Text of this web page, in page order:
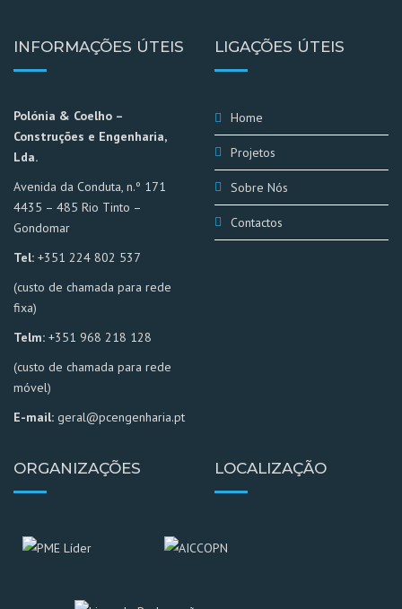
INFORMAÇÕES ÚTEIS
Polónia & Coelho –
Construções e Engenharia,
Lda.
Avenida da Conduta, n.º 171
4435 – 485 Rio Tinto –
Gondomar
Tel: +351 224 802 537
(custo de chamada para rede
fixa)
Telm: +351 968 218 128
(custo de chamada para rede
móvel)
E-mail: geral@pcengenharia.pt
LIGAÇÕES ÚTEIS
Home
Projetos
Sobre Nós
Contactos
ORGANIZAÇÕES LOCALIZAÇÃO